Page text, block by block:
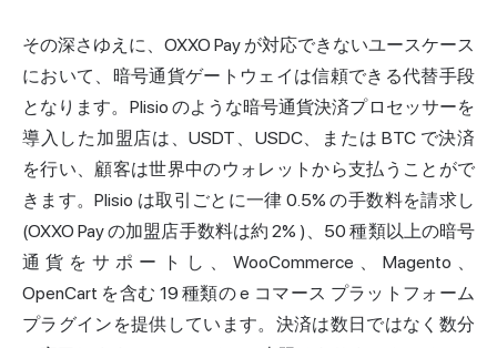
その深さゆえに、OXXO Pay が対応できないユースケース
において、暗号通貨ゲートウェイは信頼できる代替手段
となります。Plisio のような暗号通貨決済プロセッサーを
導入した加盟店は、USDT、USDC、または BTC で決済
を行い、顧客は世界中のウォレットから支払うことがで
きます。Plisio は取引ごとに一律 0.5% の手数料を請求し
(OXXO Pay の加盟店手数料は約 2% )、50 種類以上の暗号
通貨をサポートし、WooCommerce、Magento、
OpenCart を含む 19 種類の e コマース プラットフォーム
プラグインを提供しています。決済は数日ではなく数分